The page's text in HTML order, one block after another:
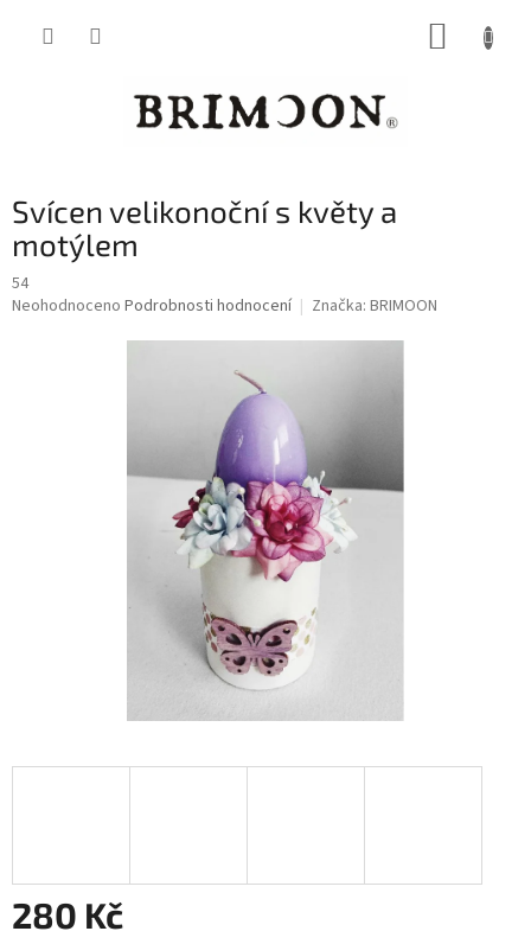
Svícen velikonoční s květy a
motýlem
54
Průměrné
Neohodnoceno Podrobnosti hodnocení Značka: BRIMOON
280 Kč